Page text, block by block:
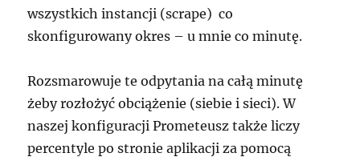
wszystkich instancji (scrape) co
skonfigurowany okres – u mnie co minutę.
Rozsmarowuje te odpytania na całą minutę
żeby rozłożyć obciążenie (siebie i sieci). W
naszej konfiguracji Prometeusz także liczy
percentyle po stronie aplikacji za pomocą